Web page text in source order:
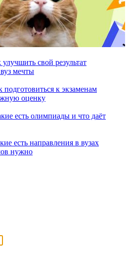
свой результат
мечты
подготовиться к экзаменам
оценку
есть олимпиады и что даёт
есть направления в вузах
нужно